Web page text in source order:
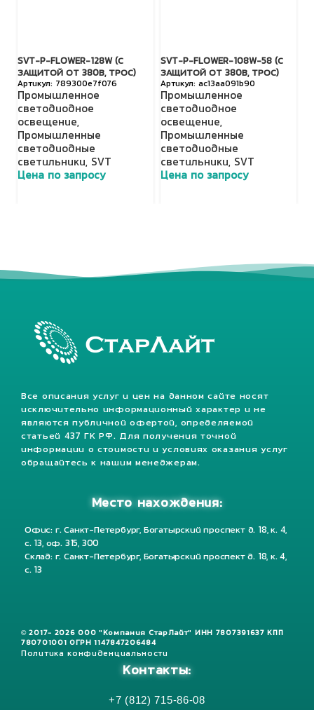
SVT-P-FLOWER-128W (С
ЗАЩИТОЙ ОТ 380В, ТРОС)
789300e7f076
Промышленное
светодиодное
освещение,
Промышленные
светодиодные
светильники, SVT
Цена по запросу
SVT-P-FLOWER-108W-58 (С
ЗАЩИТОЙ ОТ 380В, ТРОС)
ac13aa091b90
Промышленное
светодиодное
освещение,
Промышленные
светодиодные
светильники, SVT
Цена по запросу
Все описания услуг и цен на данном сайте носят
исключительно информационный характер и не
являются публичной офертой, определяемой
статьей 437 ГК РФ. Для получения точной
информации о стоимости и условиях оказания услуг
обращайтесь к нашим менеджерам.
Место нахождения:
Офис: г. Санкт-Петербург, Богатырский проспект д. 18, к. 4,
с. 13, оф. 315, 300
Склад: г. Санкт-Петербург, Богатырский проспект д. 18, к. 4,
с. 13
© 2017- 2026 ООО "Компания СтарЛайт" ИНН 7807391637 КПП
780701001 ОГРН 1147847206484
Политика конфиденциальности
Контакты:
+7 (812) 715-86-08